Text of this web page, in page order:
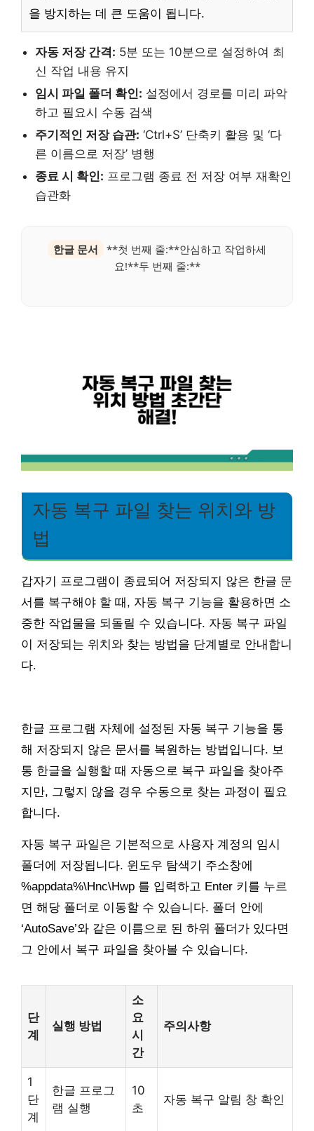
을 방지하는 데 큰 도움이 됩니다.
자동 저장 간격: 5분 또는 10분으로 설정하여 최
신 작업 내용 유지
임시 파일 폴더 확인: 설정에서 경로를 미리 파악
하고 필요시 수동 검색
주기적인 저장 습관: ‘Ctrl+S’ 단축키 활용 및 ‘다
른 이름으로 저장’ 병행
종료 시 확인: 프로그램 종료 전 저장 여부 재확인
습관화
한글 문서
**첫 번째 줄:**안심하고 작업하세
요!**두 번째 줄:**
자동 복구 파일 찾는 위치와 방
법
갑자기 프로그램이 종료되어 저장되지 않은 한글 문
서를 복구해야 할 때, 자동 복구 기능을 활용하면 소
중한 작업물을 되돌릴 수 있습니다. 자동 복구 파일
이 저장되는 위치와 찾는 방법을 단계별로 안내합니
다.
한글 프로그램 자체에 설정된 자동 복구 기능을 통
해 저장되지 않은 문서를 복원하는 방법입니다. 보
통 한글을 실행할 때 자동으로 복구 파일을 찾아주
지만, 그렇지 않을 경우 수동으로 찾는 과정이 필요
합니다.
자동 복구 파일은 기본적으로 사용자 계정의 임시
폴더에 저장됩니다. 윈도우 탐색기 주소창에
%appdata%\Hnc\Hwp 를 입력하고 Enter 키를 누르
면 해당 폴더로 이동할 수 있습니다. 폴더 안에
‘AutoSave’와 같은 이름으로 된 하위 폴더가 있다면
그 안에서 복구 파일을 찾아볼 수 있습니다.
단
계
실행 방법
소
요
시
간
주의사항
1
단
계
한글 프로그
램 실행
10
초
자동 복구 알림 창 확인